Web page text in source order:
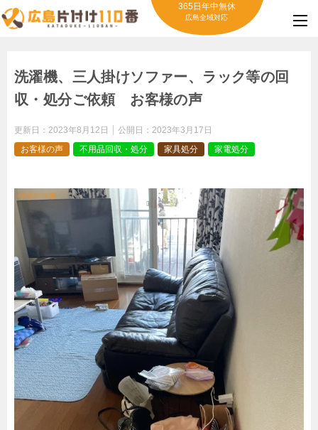
365日年中無休
広島全域対応
洗濯機、三人掛けソファー、ラック等の回
収・処分ご依頼 お客様の声
更新日： 2023年8月12日 公開日： 2023年3月17日
お客様の声
不用品回収・処分 家具処分 家電処分